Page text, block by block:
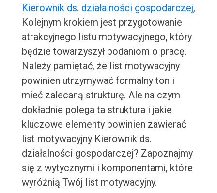
Kierownik ds. działalności gospodarczej,
Kolejnym krokiem jest przygotowanie
atrakcyjnego listu motywacyjnego, który
będzie towarzyszył podaniom o pracę.
Należy pamiętać, że list motywacyjny
powinien utrzymywać formalny ton i
mieć zalecaną strukturę. Ale na czym
dokładnie polega ta struktura i jakie
kluczowe elementy powinien zawierać
list motywacyjny Kierownik ds.
działalności gospodarczej? Zapoznajmy
się z wytycznymi i komponentami, które
wyróżnią Twój list motywacyjny.